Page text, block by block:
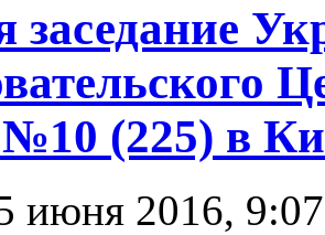
заседание
(225) в
июня 2016, 9:07